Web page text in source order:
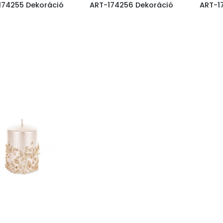
Dekoráció ART-174256 Dekoráció ART-